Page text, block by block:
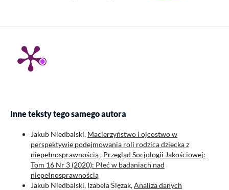
Inne teksty tego samego autora
Jakub Niedbalski, Macierzyństwo i ojcostwo w
perspektywie podejmowania roli rodzica dziecka z
niepełnosprawnością, Przegląd Socjologii Jakościowej:
Tom 16 Nr 3 (2020): Płeć w badaniach nad
niepełnosprawnością
Jakub Niedbalski, Izabela Ślęzak,Analiza danych